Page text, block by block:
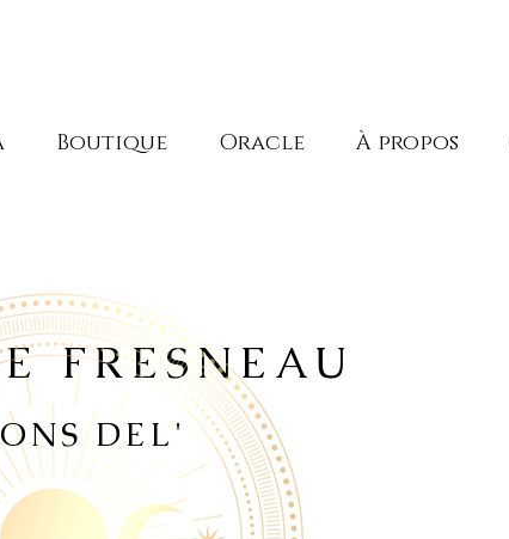
Boutique Oracle À propos
FRESNEAU
DEL'